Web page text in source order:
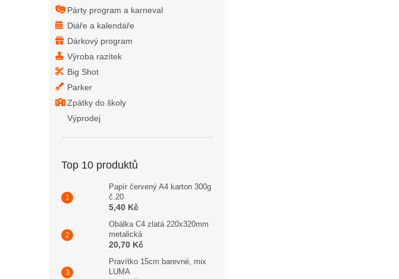
Párty program a karneval
Diáře a kalendáře
Dárkový program
Výroba razítek
Big Shot
Parker
Zpátky do školy
Výprodej
Top 10 produktů
Papír červený A4 karton 300g
č.20
5,40 Kč
Obálka C4 zlatá 220x320mm
metalická
20,70 Kč
Pravítko 15cm barevné, mix
LUMA